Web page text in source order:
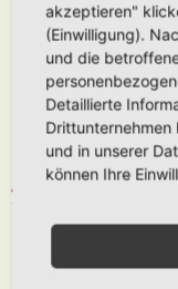
Hausverbot erteilen.
Du nimmst zur
Inhalte von
er nicht zur Kenntnis
Benutzerkonto,
sperren.
Du gestattest dem
abzuändern, sofern
sind, dem Betreiber
4. GENERAL PUBLIC
Du nimmst zur
GNU General
von phpBB Limited (
akzeptieren"
(Einwilligung).
und die
Detaillierte
Drittunternehmen
und in unserer
können Ihre